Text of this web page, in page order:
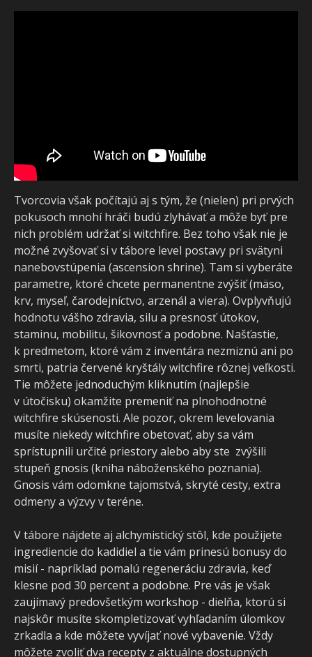
Tvorcovia však počítajú aj s tým, že (nielen) pri prvých
pokusoch mnohí hráči budú zlyhávať a môže byť pre
nich problém udržať si witchfire. Bez toho však nie je
možné zvyšovať si v tábore level postavy pri svätyni
nanebovstúpenia (ascension shrine). Tam si vyberáte
parametre, ktoré chcete permanentne zvýšiť (mäso,
krv, myseľ, čarodejníctvo, arzenál a viera). Ovplyvňujú
hodnotu vášho zdravia, silu a presnosť útokov,
staminu, mobilitu, šikovnosť a podobne. Našťastie,
k predmetom, ktoré vám z inventára nezmiznú ani po
smrti, patria červené kryštály witchfire rôznej veľkosti.
Tie môžete jednoduchým kliknutím (najlepšie
v útočisku) okamžite premeniť na plnohodnotné
witchfire skúsenosti. Ale pozor, okrem levelovania
musíte niekedy witchfire obetovať, aby sa vám
sprístupnili určité priestory alebo aby ste zvýšili
stupeň gnosis (kniha náboženského poznania).
Gnosis vám odomkne tajomstvá, skryté cesty, extra
odmeny a výzvy v teréne.
V tábore nájdete aj alchymistický stôl, kde použijete
ingrediencie do kadidiel a tie vám prinesú bonusy do
misií - napríklad pomalú regeneráciu zdravia, keď
klesne pod 30 percent a podobne. Pre vás je však
zaujímavý predovšetkým workshop - dielňa, ktorú si
najskôr musíte skompletizovať vyhľadaním úlomkov
zrkadla a kde môžete vyvíjať nové vybavenie. Vždy
môžete zvoliť dva recepty z aktuálne dostupných